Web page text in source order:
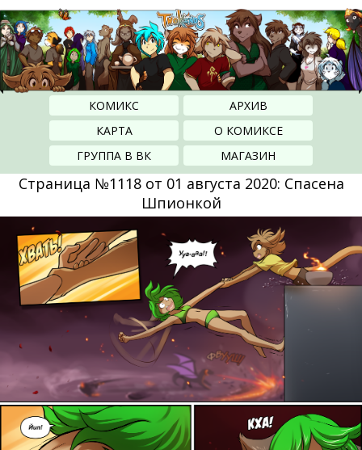
КОМИКС
АРХИВ
КАРТА
О КОМИКСЕ
ГРУППА В ВК
МАГАЗИН
Страница №1118 от 01 августа 2020: Спасена
Шпионкой